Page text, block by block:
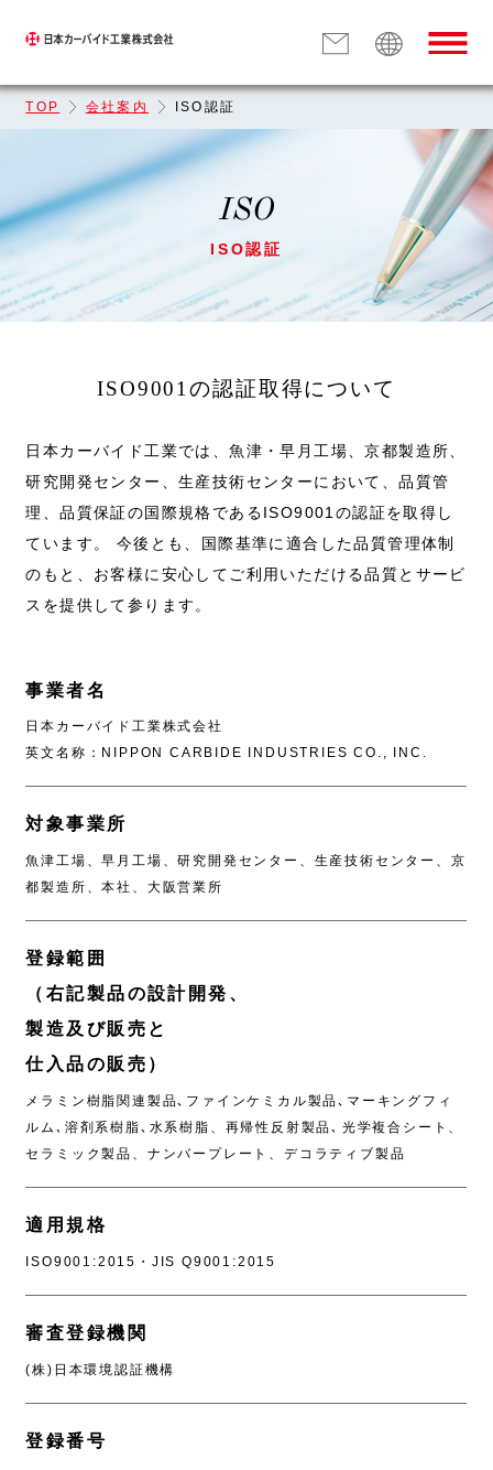
TOP 会社案内 ISO認証
ISO
ISO認証
ISO9001の認証取得について
日本カーバイド工業では、魚津・早月工場、京都製造所、
研究開発センター、生産技術センターにおいて、品質管
理、品質保証の国際規格であるISO9001の認証を取得し
ています。 今後とも、国際基準に適合した品質管理体制
のもと、お客様に安心してご利用いただける品質とサービ
スを提供して参ります。
事業者名
日本カーバイド工業株式会社
英文名称：NIPPON CARBIDE INDUSTRIES CO., INC.
対象事業所
魚津工場、早月工場、研究開発センター、生産技術センター、京
都製造所、本社、大阪営業所
登録範囲
（右記製品の設計開発、
製造及び販売と
仕入品の販売）
メラミン樹脂関連製品､ファインケミカル製品､マーキングフィ
ルム､溶剤系樹脂､水系樹脂、再帰性反射製品､ 光学複合シート、
セラミック製品、ナンバープレート、デコラティブ製品
適用規格
ISO9001:2015・JIS Q9001:2015
審査登録機関
(株)日本環境認証機構
登録番号